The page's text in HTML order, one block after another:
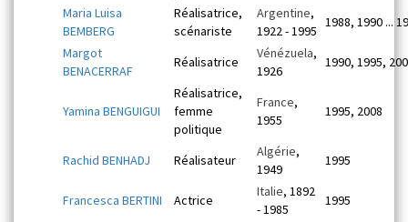
Maria Luisa
BEMBERG
Réalisatrice,
scénariste
Argentine,
1922 - 1995
1988, 1990 ...
Margot
BENACERRAF
Réalisatrice
Vénézuela,
1926
1990, 1995,
Yamina BENGUIGUI
Réalisatrice,
femme
politique
France,
1955
1995, 2008
Rachid BENHADJ Réalisateur
Algérie,
1949
1995
Francesca BERTINI Actrice
Italie, 1892
- 1985
1995